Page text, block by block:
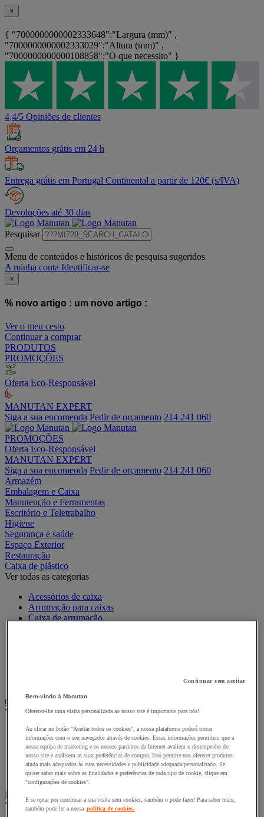
×
{ "7000000000002333648":"Largura (mm)" ,
"7000000000002333029":"Altura (mm)" ,
"7000000000000108858":"O que necessito" }
4,4/5 Opiniões de clientes
Orçamentos grátis em 24 h
Entrega grátis em Portugal Continental a partir de 120€ (s/IVA)
Devoluções até 30 dias
Pesquisar
Menu de conteúdos e históricos de pesquisa sugeridos
A minha conta Identificar-se
×
% novo artigo : um novo artigo :
Ver o meu cesto
Continuar a comprar
PRODUTOS
PROMOÇÕES
Oferta Eco-Responsável
MANUTAN EXPERT
Siga a sua encomenda Pedir de orçamento 214 241 060
PROMOÇÕES
Oferta Eco-Responsável
MANUTAN EXPERT
Siga a sua encomenda Pedir de orçamento 214 241 060
Armazém
Embalagem e Caixa
Manutenção e Ferramentas
Escritório e Teletrabalho
Higiene
Segurança e saúde
Espaço Exterior
Restauração
Caixa de plástico
Ver todas as categorias
Acessórios de caixa
Arrumação para caixas
Caixa de arrumação
Caixas de cartão, envelopes e caixas de expedição
Ver todas as categorias
Caixa e tubo de expedição
Caixa em cartão
Caixa em madeira
Caixas-palete de cartão
Envelope de expedição
Embalagens de oferta
Ver todas as categorias
Continuar sem aceitar
Bem-vindo à Manutan
Oferecer-lhe uma visita personalizada ao nosso site é importante para nós!
Ao clicar no botão "Aceitar todos os cookies", a nossa plataforma poderá trocar
informações com o seu navegador através de cookies. Essas informações permitem que a
nossa equipa de marketing e os nossos parceiros da Internet avaliem o desempenho do
nosso site e analisem as suas preferências de compra. Isso permite-nos oferecer produtos
ainda mais adequados às suas necessidades e publicidade adequada/personalizado. Se
quiser saber mais sobre as finalidades e preferências de cada tipo de cookie, clique em
"configurações de cookies".
E se optar por continuar a sua visita sem cookies, também o pode fazer! Para saber mais,
também pode ler a nossa política de cookies.